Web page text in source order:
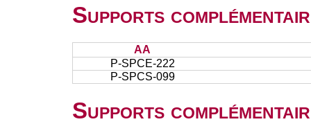
Supports
AA
P-SPCE-222
P-SPCS-099
Supports